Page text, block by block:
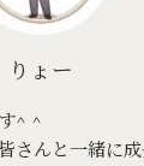
りょー
^ ^
さんと一緒に